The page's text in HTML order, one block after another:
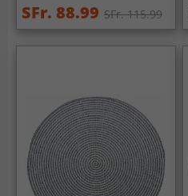
SFr. 88.99 SFr. 115.99